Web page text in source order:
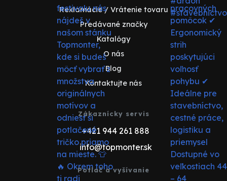
Reklamácie / Vrátenie tovaru
Predávané značky
Katalógy
O nás
Blog
Kontaktujte nás
Zákaznícky servis
+421 944 261 888
info@topmonter.sk
Potlač a vyšívanie